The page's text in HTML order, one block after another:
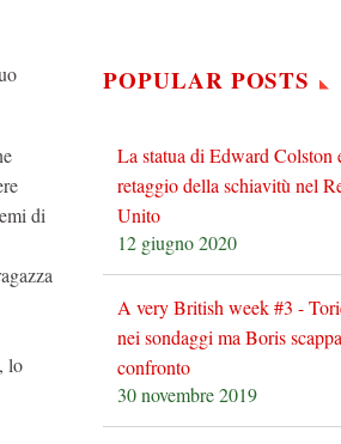
di
lo
POPULAR POSTS
La statua di Edward Colston
retaggio della schiavitù nel
Unito
12 giugno 2020
A very British week #3 -
nei sondaggi ma Boris
confronto
30 novembre 2019